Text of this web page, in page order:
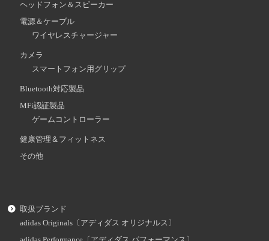
ヘッドフォン＆スピーカー
電源＆ケーブル
ワイヤレスチャージャー
カメラ
スマートフォン用グリップ
Bluetooth対応製品
MFi認証製品
ゲームコントローラー
健康管理＆フィットネス
その他
取扱ブランド
adidas Originals〔アディダス オリジナルス〕